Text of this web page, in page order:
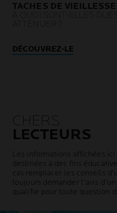
TACHES DE VIEILLESSE
DÉCOUVREZ-LE
CHERS
LECTEURS
Les informations affichées
destinées à des fins
cas remplacer les conseils
toujours demander l'avis
qualifié pour toute question